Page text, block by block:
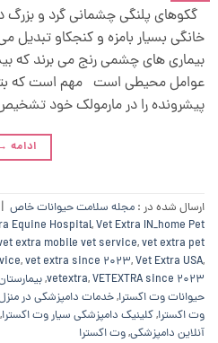
گکوهای پلنگی چشمانی گرد و بزرگ
خانگی بسیار بامزه و کنجکاو تبدیل
بیماری های چشمی رنج می برند که
عوامل محیطی است مهم است که
پیشرونده را در مارمولک خود
ادامه
ارسال شده در : مجله سلامت حیوانات خاص |
Equine Hospital,Vet Extra IN_home Pet
extra mobile vet service,vet extra pet
,vet extra since 2023,Vet Extra USA,
vetextra,VETEXTRA since 2023
,
حیوانات وت اکسترا,خدمات دامپزشکی در
وت اکسترا,کلینیک دامپزشکی سیار وت اکسترا,
آنلاین دامپزشکی,وت اکسترا